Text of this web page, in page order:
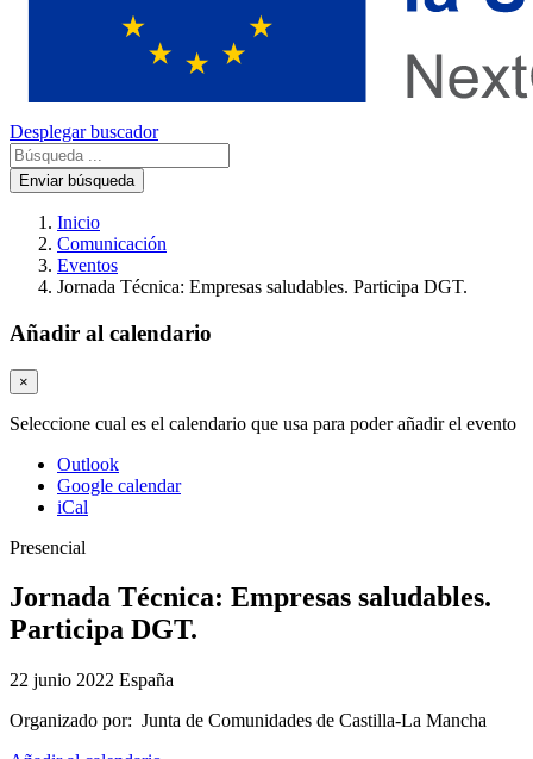
Desplegar buscador
Enviar búsqueda
Inicio
Comunicación
Eventos
Jornada Técnica: Empresas saludables. Participa DGT.
Añadir al calendario
×
Seleccione cual es el calendario que usa para poder añadir el evento
Outlook
Google calendar
iCal
Presencial
Jornada Técnica: Empresas saludables.
Participa DGT.
22 junio 2022 España
Organizado por: Junta de Comunidades de Castilla-La Mancha